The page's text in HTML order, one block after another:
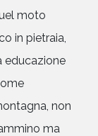
moto
in pietraia,
educazione
non
ma